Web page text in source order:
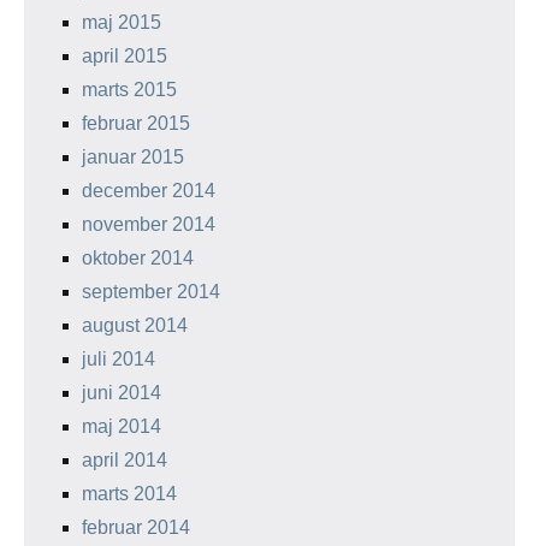
maj 2015
april 2015
marts 2015
februar 2015
januar 2015
december 2014
november 2014
oktober 2014
september 2014
august 2014
juli 2014
juni 2014
maj 2014
april 2014
marts 2014
februar 2014